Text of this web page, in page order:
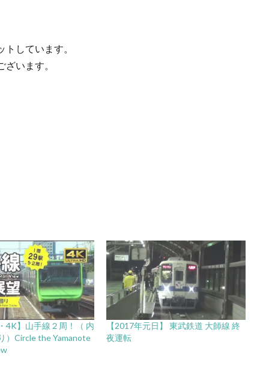
しています。
います。
4K】山手線２周！（ 内
）Circle the Yamanote
【2017年元日】 東武鉄道 大師線 終
夜運転